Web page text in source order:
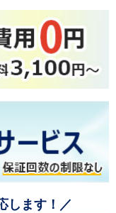
します！／